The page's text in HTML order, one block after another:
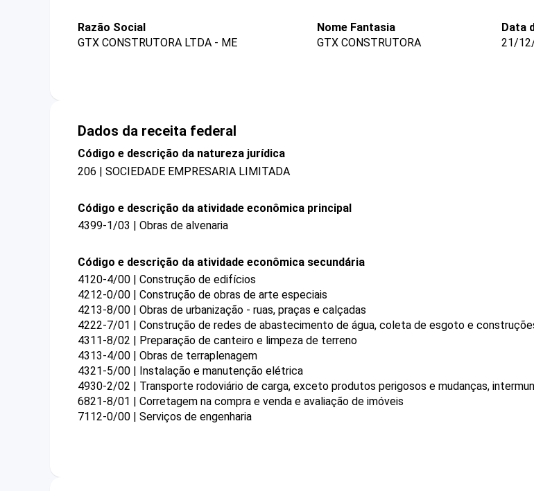
Razão Social
GTX CONSTRUTORA LTDA - ME
Nome Fantasia
GTX CONSTRUTORA
Data
21/
Dados da receita federal
Código e descrição da natureza jurídica
206 | SOCIEDADE EMPRESARIA LIMITADA
Código e descrição da atividade econômica principal
4399-1/03 | Obras de alvenaria
Código e descrição da atividade econômica secundária
4120-4/00 | Construção de edifícios
4212-0/00 | Construção de obras de arte especiais
4213-8/00 | Obras de urbanização - ruas, praças e calçadas
4222-7/01 | Construção de redes de abastecimento de água, coleta de esgoto e
4311-8/02 | Preparação de canteiro e limpeza de terreno
4313-4/00 | Obras de terraplenagem
4321-5/00 | Instalação e manutenção elétrica
4930-2/02 | Transporte rodoviário de carga, exceto produtos perigosos e mudanças,
6821-8/01 | Corretagem na compra e venda e avaliação de imóveis
7112-0/00 | Serviços de engenharia